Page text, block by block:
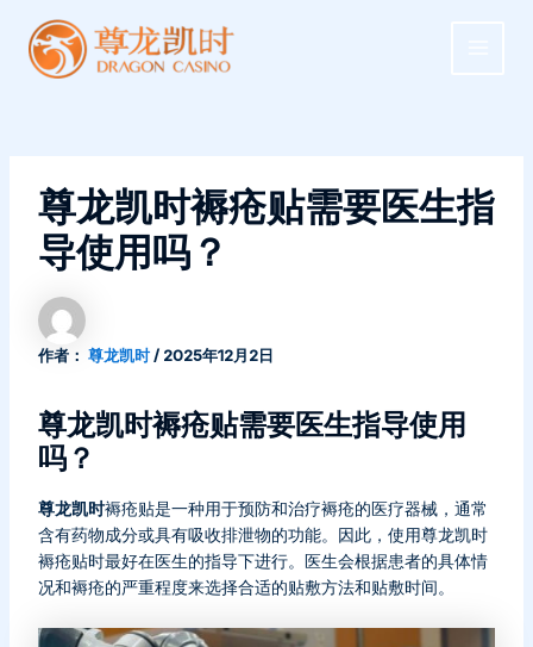
尊龙凯时褥疮贴需要医生指
导使用吗？
作者： 尊龙凯时/ 2025年12月2日
尊龙凯时褥疮贴需要医生指导使用
吗？
尊龙凯时褥疮贴是一种用于预防和治疗褥疮的医疗器械，通常
含有药物成分或具有吸收排泄物的功能。因此，使用尊龙凯时
褥疮贴时最好在医生的指导下进行。医生会根据患者的具体情
况和褥疮的严重程度来选择合适的贴敷方法和贴敷时间。